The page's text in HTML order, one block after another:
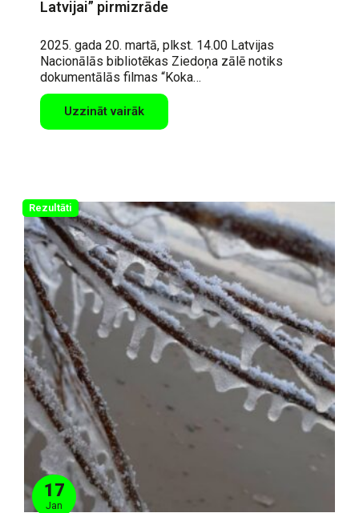
Latvijai” pirmizrāde
2025. gada 20. martā, plkst. 14.00 Latvijas
Nacionālās bibliotēkas Ziedoņa zālē notiks
dokumentālās filmas “Koka…
Uzzināt vairāk
17
Jan
Rezultāti